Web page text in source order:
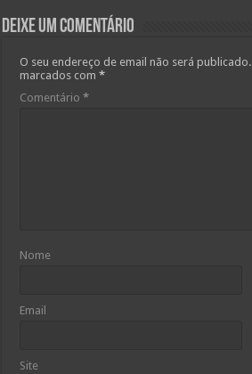
Deixe um comentário
O seu endereço de email não será publicado.
marcados com*
Comentário*
Nome
Email
Site